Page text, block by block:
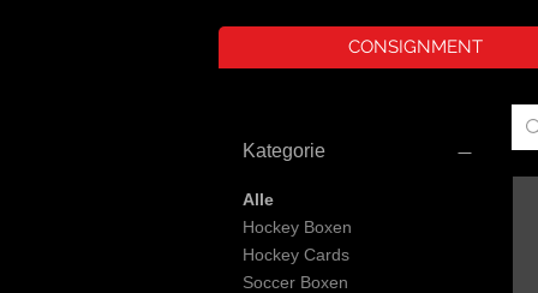
CONSIGNMENT
Kategorie
Alle
Hockey Boxen
Hockey Cards
Soccer Boxen